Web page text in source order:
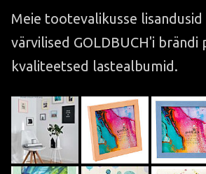
Meie tootevalikusse
värvilised GOLDBUCH'i brändi
kvaliteetsed lastealbumid.